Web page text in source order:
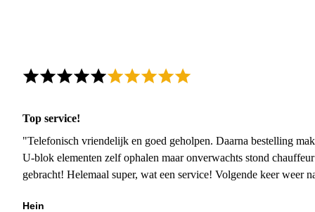
Top service!
"Telefonisch vriendelijk en goed geholpen. Daarna bestelling
U-blok elementen zelf ophalen maar onverwachts stond
gebracht! Helemaal super, wat een service! Volgende keer weer
Hein